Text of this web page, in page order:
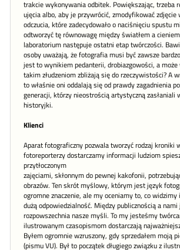
trakcie wykonywania odbitek. Powiększając, trzeba
ujęcia albo, aby je przywrócić, zmodyfikować zdjęcie
odczucia, które zadecydowało o naciśnięciu spustu
odtworzyć tę równowagę między światłem a
laboratorium następuje ostatni etap twórczości.
osoby uważają, że fotografia musi być zawsze
jest to wynikiem pedanterii, drobiazgowości, a może
takim złudzeniom zbliżają się do rzeczywistości? A
to właśnie oni oddalają się od prawdy zagadnienia
generacji, którzy nieostrością artystyczną zasłaniali
historyjki.
Klienci
Aparat fotograficzny pozwala tworzyć rodzaj kroniki
fotoreporterzy dostarczamy informacji ludziom
przytłoczonym
zajęciami, skłonnym do pewnej kakofonii,
obrazów. Ten skrót myślowy, którym jest język
ogromne znaczenie, ale my oceniamy to, co widzimy
dużą odpowiedzialność. Między publicznością a
rozpowszechnia nasze myśli. To my jesteśmy
ilustrowanym czasopismom dostarczają
Byłem ogromnie wzruszony, gdy sprzedałem moją
(pismu VU). Był to początek długiego związku z